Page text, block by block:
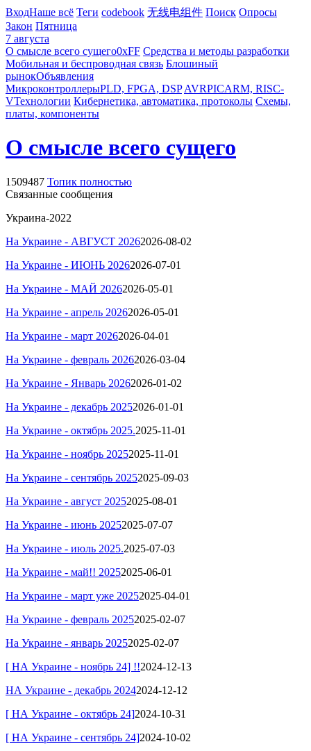
ВходНаше всё Теги codebook 无线电组件 Поиск Опросы
Закон Пятница
7 августа
О смысле всего сущего0xFF Средства и методы разработки
Мобильная и беспроводная связь Блошиный
рынокОбъявления
МикроконтроллерыPLD, FPGA, DSP AVRPICARM, RISC-
VТехнологии Кибернетика, автоматика, протоколы Схемы,
платы, компоненты
О смысле всего сущего
1509487 Топик полностью
Связанные сообщения
Украина-2022
На Украине - АВГУСТ 20262026-08-02
На Украине - ИЮНЬ 20262026-07-01
На Украине - МАЙ 20262026-05-01
На Украине - апрель 20262026-05-01
На Украине - март 20262026-04-01
На Украине - февраль 20262026-03-04
На Украине - Январь 20262026-01-02
На Украине - декабрь 20252026-01-01
На Украине - октябрь 2025.2025-11-01
На Украине - ноябрь 20252025-11-01
На Украине - сентябрь 20252025-09-03
На Украине - август 20252025-08-01
На Украине - июнь 20252025-07-07
На Украине - июль 2025.2025-07-03
На Украине - май!! 20252025-06-01
На Украине - март уже 20252025-04-01
На Украине - февраль 20252025-02-07
На Украине - январь 20252025-02-07
[ НА Украине - ноябрь 24] !!2024-12-13
НА Украине - декабрь 20242024-12-12
[ НА Украине - октябрь 24]2024-10-31
[ НА Украине - сентябрь 24]2024-10-02